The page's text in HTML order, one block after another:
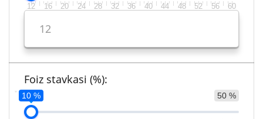
12 16 20 24 28 32 36 40 44 48 52 56 60
Foiz stavkasi (%):
50 %
10 %